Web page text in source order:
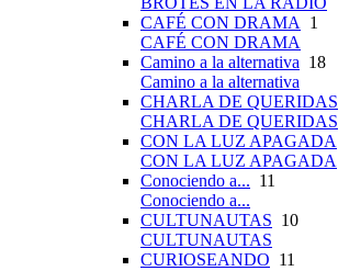
CAFÉ CON DRAMA
1
CAFÉ CON DRAMA
Camino a la alternativa 18
Camino a la alternativa
CHARLA DE QUERIDAS
CHARLA DE QUERIDAS
CON LA LUZ APAGADA
CON LA LUZ APAGADA
Conociendo a... 11
Conociendo a...
CULTUNAUTAS 10
CULTUNAUTAS
CURIOSEANDO 11